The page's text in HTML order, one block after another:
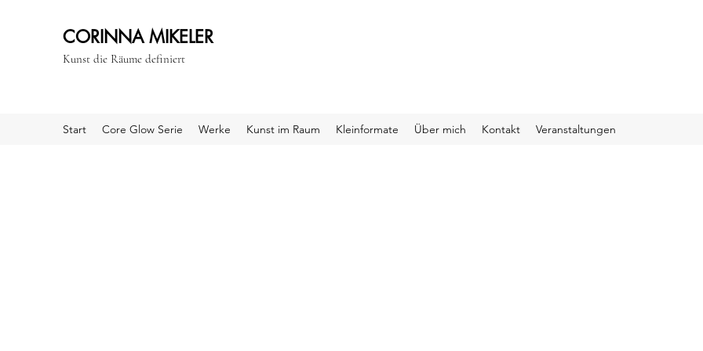
CORINNA MIKELER
Kunst die Räume definiert
Start Core Glow Serie Werke Kunst im Raum Kleinformate Über mich Kontakt Veranstaltungen